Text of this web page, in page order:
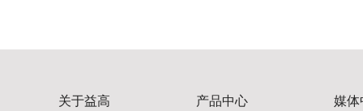
关于益高 产品中心 媒体